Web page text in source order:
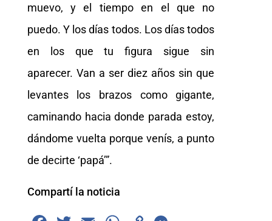
muevo, y el tiempo en el que no
puedo. Y los días todos. Los días todos
en los que tu figura sigue sin
aparecer. Van a ser diez años sin que
levantes los brazos como gigante,
caminando hacia donde parada estoy,
dándome vuelta porque venís, a punto
de decirte ‘papá’”.
Compartí la noticia